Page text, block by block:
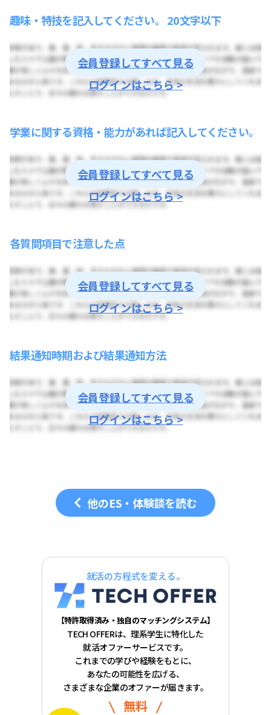
趣味・特技を記入してください。 20文字以下
会員登録してすべて見る
ログインはこちら >
学業に関する資格・能力があれば記入してください。
会員登録してすべて見る
ログインはこちら >
各質問項目で注意した点
会員登録してすべて見る
ログインはこちら >
結果通知時期および結果通知方法
会員登録してすべて見る
ログインはこちら >
他のES・体験談を読む
就活の方程式を変える。
【特許取得済み・独自のマッチングシステム】
TECH OFFERは、理系学生に特化した
就活オファーサービスです。
これまでの学びや経験をもとに、
あなたの可能性を広げる、
さまざまな企業のオファーが届きます。
無料